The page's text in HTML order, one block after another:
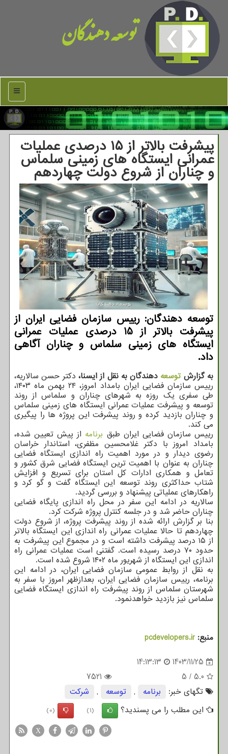
توسعه دهندگان
منو
پیشرفت بالاتر از ۱۵ درصدی عملیات
عمرانی ایستگاه های زمینی سلماس
و چناران از شروع دولت چهاردهم
توسعه دهندگان: رییس سازمان فضایی ایران از
پیشرفت بالاتر از 15 درصدی عملیات عمرانی
ایستگاه های زمینی سلماس و چناران آگاهی
داد.
به گزارش توسعه دهندگان به نقل از ایسنا، دکتر حسن سالاریه،
رییس سازمان فضایی ایران بامداد امروز، ۲۴ بهمن ماه ۱۴۰۳،
طی سفری یک روزه به شهرهای چناران و سلماس از روند
توسعه و پیشرفت عملیات عمرانی ایستگاه های زمینی سلماس
و چناران بازدید کرده و روند پیشرفت این پروژه ها را پیگیری
می کند.
رییس سازمان فضایی ایران طبق برنامه از پیش تعیین شده،
بامداد امروز با دکتر غلامحسین مظفری، استاندار خراسان
رضوی دیدار و در مورد اهمیت راه اندازی ایستگاه فضایی
چناران به عنوان با اهمیت ترین ایستگاه فضایی شرق کشور و
تعامل و همکاری ادارات کل استان برای تسریع و افزایش
شتاب حداکثری روند توسعه این ایستگاه گفت و گو کرد و
راهکارهای عملیاتی پیشنهاد و بررسی گردید.
سالاریه در ادامه این سفر در محل راه اندازی پایگاه فضایی
چناران حاضر شد و در جلسه کنترل پروژه شرکت کرد.
بنا بر گزارش ارائه شده از روند پیشرفت پروژه، از شروع دولت
چهاردهم تا حالا عملیات عمرانی راه اندازی این ایستگاه بالاتر
از ۱۵ درصد پیشرفت داشته است و در مجموع این پیشرفت به
حدود ۷۰ درصد رسیده است. گفتنی است عملیات عمرانی راه
اندازی این ایستگاه از شهریور ماه ۱۴۰۲ شروع شده است.
به نقل از روابط عمومی سازمان فضایی ایران، در ادامه این
برنامه، رییس سازمان فضایی ایران، بعدازظهر امروز با سفر به
شهرستان سلماس از روند پیشرفت راه اندازی ایستگاه فضایی
سلماس نیز بازدید خواهدنمود.
منبع:pcdevelopers.ir
1403/11/25
14:13:13
5.0
/
5
7521
تگهای خبر:
برنامه , توسعه ,
شركت
این مطلب را می پسندید؟
(1)
(0)
X